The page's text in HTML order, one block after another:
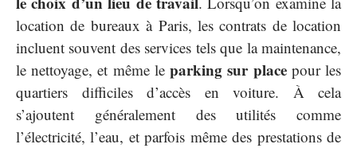
location de bureaux à Paris, les contrats de location
incluent souvent des services tels que la maintenance,
le nettoyage, et même leparking sur placepour les
quartiers difficiles d’accès en voiture. À cela
s’ajoutent généralement des utilités comme
l’électricité, l’eau, et parfois même des prestations de